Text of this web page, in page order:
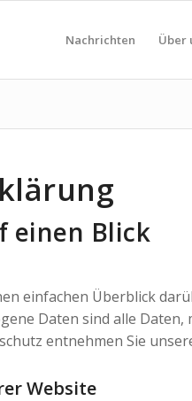
Nachrichten Über
einen Blick
einfachen Überblick
Daten sind alle
entnehmen Sie
Website